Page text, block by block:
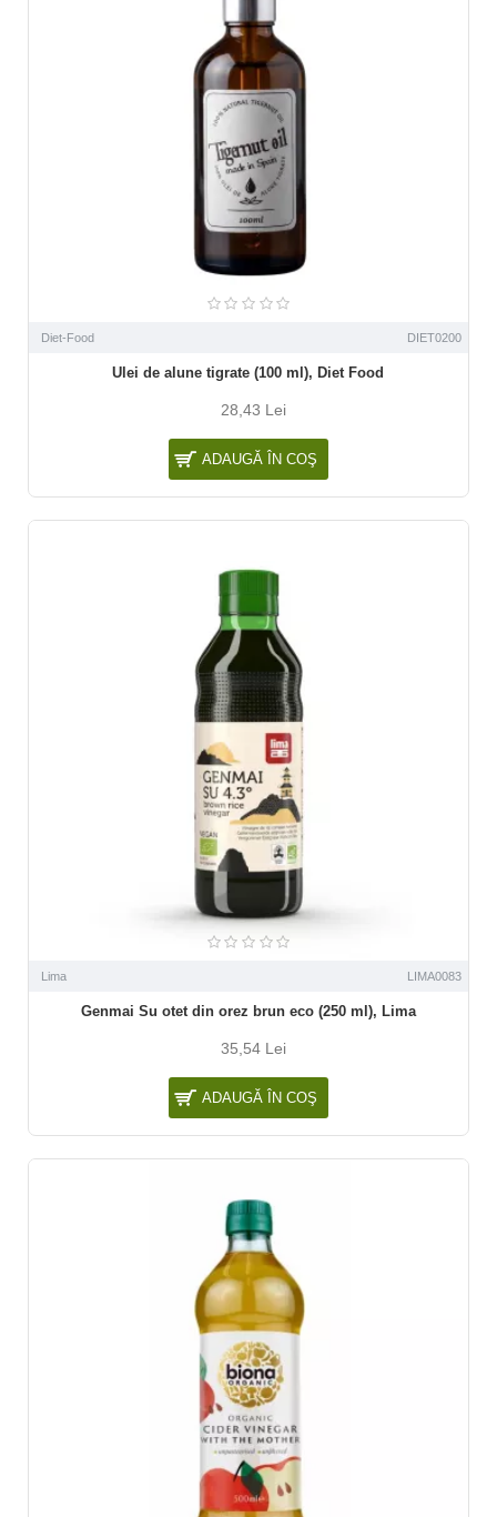
Diet-Food DIET0200
Ulei de alune tigrate (100 ml), Diet Food
28,43 Lei
ADAUGĂ ÎN COŞ
Lima LIMA0083
Genmai Su otet din orez brun eco (250 ml), Lima
35,54 Lei
ADAUGĂ ÎN COŞ